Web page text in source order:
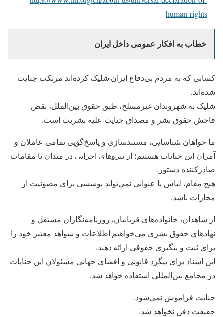
human-rights
خطاب به افکار عمومی داخل ایران
کسانی که به مردم بی‌دفاع ایران شلیک کرده‌اند مرتکب جنایت
شده‌اند.
شلیک به شهروندان غیرمسلح، طبق حقوق بین‌الملل، نقض
فاحش حقوق بشر و مصداق جنایت علیه بشریت است.
ما خواهان شناسایی، مستندسازی و پاسخ‌گویی تمامی عاملان و
آمران این جنایات هستیم؛ از نیروهای اجرایی در میدان تا مقامات
صادرکننده دستور.
هیچ مقام، لباس یا عنوانی نمی‌تواند پوششی برای مصونیت از
مجازات باشد.
از شاهدان، خانواده‌های قربانیان، روزنامه‌نگاران مستقل و
نهادهای حقوق بشری می‌خواهیم اطلاعات و شواهد معتبر خود را
برای ثبت و پیگیری حقوقی ارائه دهند.
این اسناد برای پیگرد قانونی و افشای جهانی مسئولان این جنایات
در مجامع بین‌المللی استفاده خواهد شد.
جنایت فراموش نمی‌شود.
حقیقت دفن نخواهد شد.